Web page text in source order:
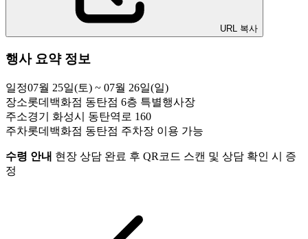
URL 복사
행사 요약 정보
일정07월 25일(토) ~ 07월 26일(일)
장소롯데백화점 동탄점 6층 특별행사장
주소경기 화성시 동탄역로 160
주차롯데백화점 동탄점 주차장 이용 가능
수령 안내 현장 상담 완료 후 QR코드 스캔 및 상담 확인 시 증
정